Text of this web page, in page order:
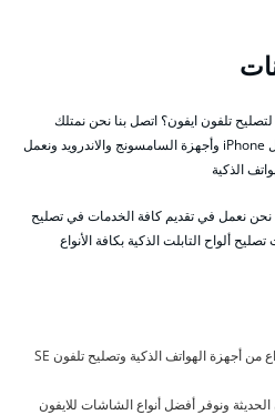
تلفون ايفون؟ اتصل بنا نحن نمتلك
الخبرات العالية في تصليح كافة أجهزة ال iPhone وأجهزة السامسونج والاندرويد ونعمل
الذكية
نعمل في تقديم كافة الخدمات في تصليح
ألواح التابلت الذكية بكافة الأنواع
ورشة تصليح هواتف بنيد القار بكافة الأنواع من أجهزة الهواتف الذكية وتصليح تلفون SE
ونوفر أفضل أنواع الشاشات للايفون